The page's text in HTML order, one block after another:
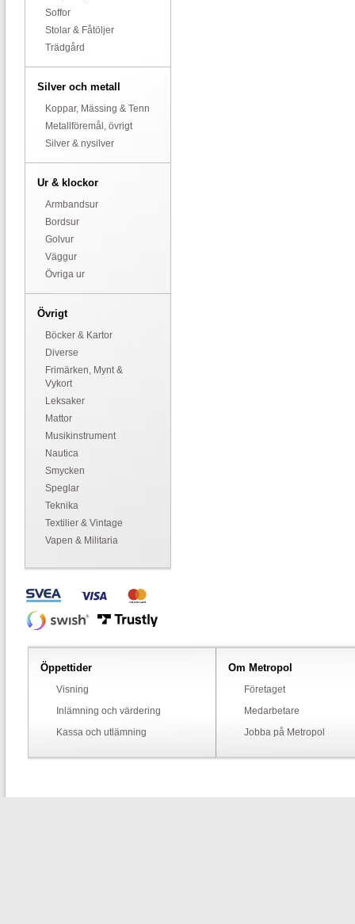
Soffor
Stolar & Fåtöljer
Trädgård
Silver och metall
Koppar, Mässing & Tenn
Metallföremål, övrigt
Silver & nysilver
Ur & klockor
Armbandsur
Bordsur
Golvur
Väggur
Övriga ur
Övrigt
Böcker & Kartor
Diverse
Frimärken, Mynt &
Vykort
Leksaker
Mattor
Musikinstrument
Nautica
Smycken
Speglar
Teknika
Textilier & Vintage
Vapen & Militaria
Öppettider
Visning
Inlämning och värdering
Kassa och utlämning
Om Metropol
Företaget
Medarbetare
Jobba på Metropol